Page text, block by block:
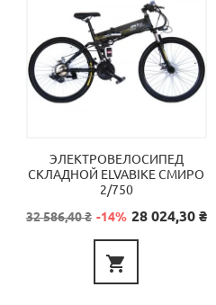
ЭЛЕКТРОВЕЛОСИПЕД
СКЛАДНОЙ ELVABIKE СМИРО
2/750
Базовая
цена
32 586,40 ₴ -14% Цена
28 024,30 ₴
